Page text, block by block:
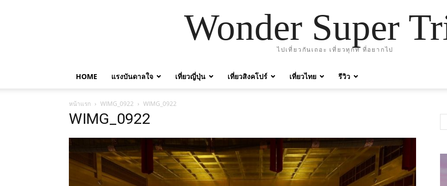
Wonder Super
ไปเที่ยวกันเถอะ เที่ยวทุกที่ ที่อยากไป
HOME แรงบันดาลใจ เที่ยวญี่ปุ่น เที่ยวสิงคโปร์ เที่ยวไทย รีวิว
หน้าแรก WIMG_0922 WIMG_0922
WIMG_0922